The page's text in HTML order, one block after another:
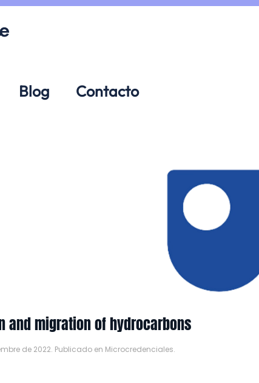
Blog Contacto
and migration of hydrocarbons
de 2022. Publicado en Microcredenciales.